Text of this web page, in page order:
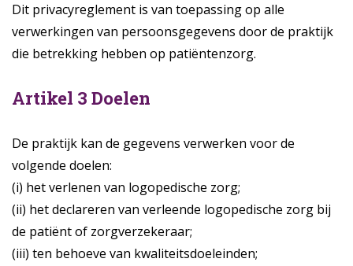
Dit privacyreglement is van toepassing op alle
verwerkingen van persoonsgegevens door de praktijk
die betrekking hebben op patiëntenzorg.
Artikel 3 Doelen
De praktijk kan de gegevens verwerken voor de
volgende doelen:
(i) het verlenen van logopedische zorg;
(ii) het declareren van verleende logopedische zorg bij
de patiënt of zorgverzekeraar;
(iii) ten behoeve van kwaliteitsdoeleinden;